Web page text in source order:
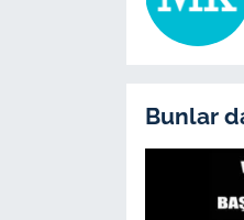
Bunlar